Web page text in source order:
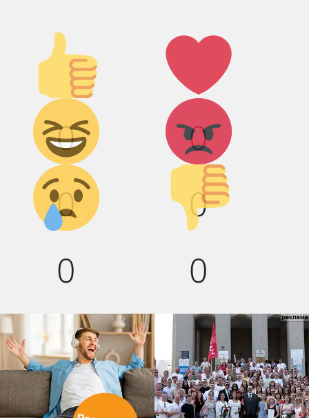
Палец
вверх!
0
Лайк!
0
Дикий
смех!
0
Агрессия!
0
Грусть :(
0
Палец
вниз!
0